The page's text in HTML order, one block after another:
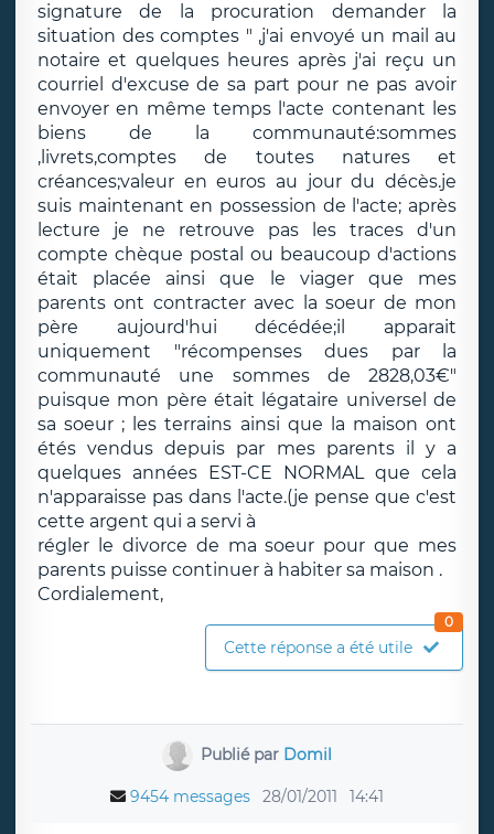
signature de la procuration demander la
situation des comptes " ,j'ai envoyé un mail au
notaire et quelques heures après j'ai reçu un
courriel d'excuse de sa part pour ne pas avoir
envoyer en même temps l'acte contenant les
biens de la communauté:sommes
,livrets,comptes de toutes natures et
créances;valeur en euros au jour du décès.je
suis maintenant en possession de l'acte; après
lecture je ne retrouve pas les traces d'un
compte chèque postal ou beaucoup d'actions
était placée ainsi que le viager que mes
parents ont contracter avec la soeur de mon
père aujourd'hui décédée;il apparait
uniquement "récompenses dues par la
communauté une sommes de 2828,03€"
puisque mon père était légataire universel de
sa soeur ; les terrains ainsi que la maison ont
étés vendus depuis par mes parents il y a
quelques années EST-CE NORMAL que cela
n'apparaisse pas dans l'acte.(je pense que c'est
cette argent qui a servi à
régler le divorce de ma soeur pour que mes
parents puisse continuer à habiter sa maison .
Cordialement,
Cette réponse a été utile
0
Publié par Domil
9454 messages 28/01/2011 14:41